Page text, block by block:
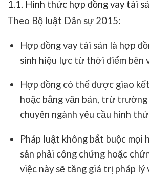
1.1. Hình thức hợp đồng vay tài
Theo Bộ luật Dân sự 2015:
Hợp đồng vay tài sản là hợp
sinh hiệu lực từ thời điểm bên
Hợp đồng có thể được giao kết
hoặc bằng văn bản, trừ trường
chuyên ngành yêu cầu hình
Pháp luật không bắt buộc mọi
sản phải công chứng hoặc
việc này sẽ tăng giá trị pháp lý